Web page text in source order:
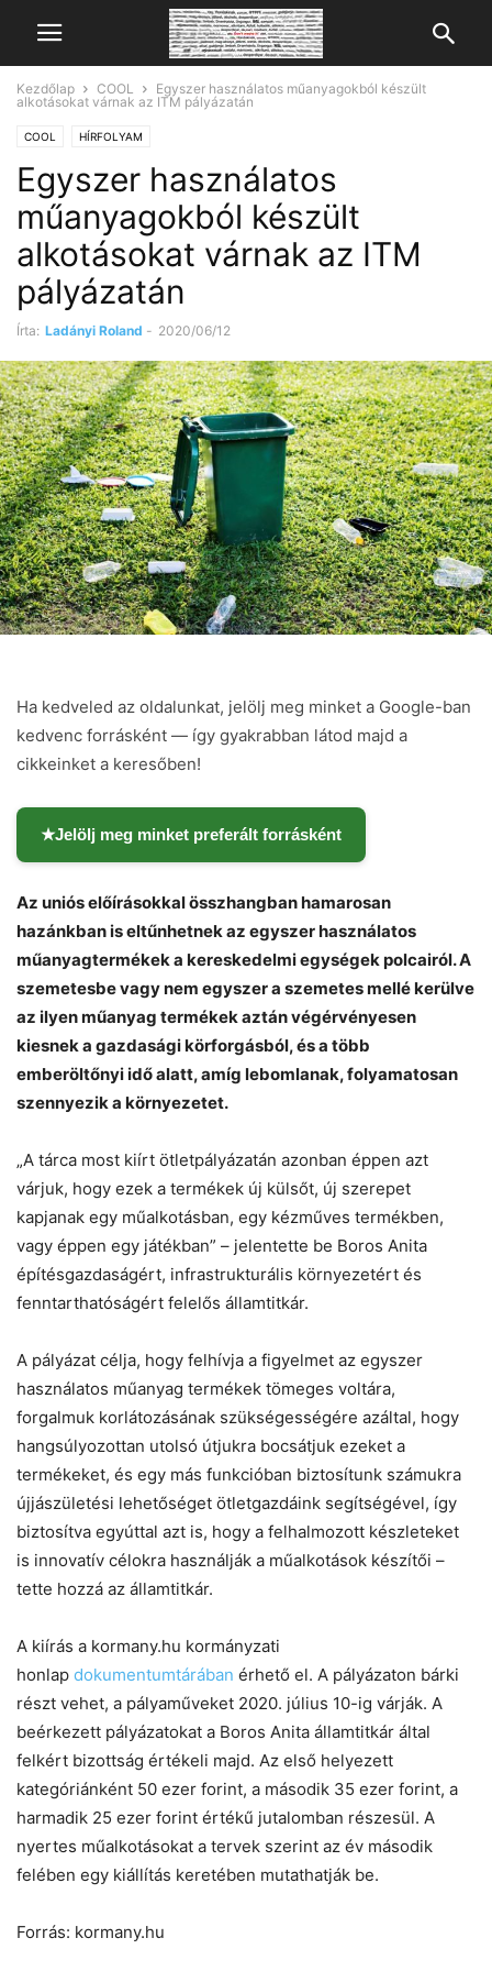
Kezdőlap COOL
Egyszer használatos műanyagokból készült
alkotásokat várnak az ITM pályázatán
COOL HÍRFOLYAM
Egyszer használatos
műanyagokból készült
alkotásokat várnak az ITM
pályázatán
Írta: Ladányi Roland - 2020/06/12
Ha kedveled az oldalunkat, jelölj meg minket a Google-ban
kedvenc forrásként — így gyakrabban látod majd a
cikkeinket a keresőben!
★Jelölj meg minket preferált forrásként
Az uniós előírásokkal összhangban hamarosan
hazánkban is eltűnhetnek az egyszer használatos
műanyagtermékek a kereskedelmi egységek polcairól. A
szemetesbe vagy nem egyszer a szemetes mellé kerülve
az ilyen műanyag termékek aztán végérvényesen
kiesnek a gazdasági körforgásból, és a több
emberöltőnyi idő alatt, amíg lebomlanak, folyamatosan
szennyezik a környezetet.
„A tárca most kiírt ötletpályázatán azonban éppen azt
várjuk, hogy ezek a termékek új külsőt, új szerepet
kapjanak egy műalkotásban, egy kézműves termékben,
vagy éppen egy játékban” – jelentette be Boros Anita
építésgazdaságért, infrastrukturális környezetért és
fenntarthatóságért felelős államtitkár.
A pályázat célja, hogy felhívja a figyelmet az egyszer
használatos műanyag termékek tömeges voltára,
forgalmuk korlátozásának szükségességére azáltal, hogy
hangsúlyozottan utolsó útjukra bocsátjuk ezeket a
termékeket, és egy más funkcióban biztosítunk számukra
újjászületési lehetőséget ötletgazdáink segítségével, így
biztosítva egyúttal azt is, hogy a felhalmozott készleteket
is innovatív célokra használják a műalkotások készítői –
tette hozzá az államtitkár.
A kiírás a kormany.hu kormányzati
honlap dokumentumtárában érhető el. A pályázaton bárki
részt vehet, a pályaműveket 2020. július 10-ig várják. A
beérkezett pályázatokat a Boros Anita államtitkár által
felkért bizottság értékeli majd. Az első helyezett
kategóriánként 50 ezer forint, a második 35 ezer forint, a
harmadik 25 ezer forint értékű jutalomban részesül. A
nyertes műalkotásokat a tervek szerint az év második
felében egy kiállítás keretében mutathatják be.
Forrás: kormany.hu
Chat Mr wAIste Close
Helló! Miben segíthetek ma?